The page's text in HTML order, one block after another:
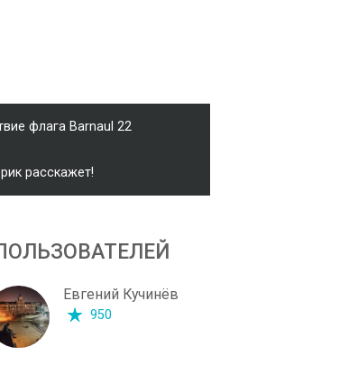
флага Barnaul 22
расскажет!
Евгений Кучинёв
950